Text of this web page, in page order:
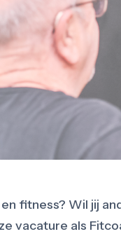
fitness? Wil jij
vacature als